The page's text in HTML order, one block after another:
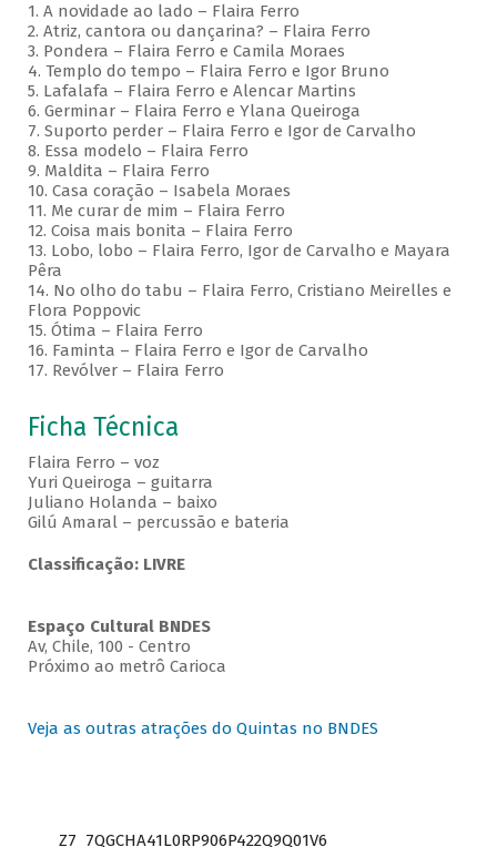
1. A novidade ao lado – Flaira Ferro
2. Atriz, cantora ou dançarina? – Flaira Ferro
3. Pondera – Flaira Ferro e Camila Moraes
4. Templo do tempo – Flaira Ferro e Igor Bruno
5. Lafalafa – Flaira Ferro e Alencar Martins
6. Germinar – Flaira Ferro e Ylana Queiroga
7. Suporto perder – Flaira Ferro e Igor de Carvalho
8. Essa modelo – Flaira Ferro
9. Maldita – Flaira Ferro
10. Casa coração – Isabela Moraes
11. Me curar de mim – Flaira Ferro
12. Coisa mais bonita – Flaira Ferro
13. Lobo, lobo – Flaira Ferro, Igor de Carvalho e Mayara
Pêra
14. No olho do tabu – Flaira Ferro, Cristiano Meirelles e
Flora Poppovic
15. Ótima – Flaira Ferro
16. Faminta – Flaira Ferro e Igor de Carvalho
17. Revólver – Flaira Ferro
Ficha Técnica
Flaira Ferro – voz
Yuri Queiroga – guitarra
Juliano Holanda – baixo
Gilú Amaral – percussão e bateria
Classificação: LIVRE
Espaço Cultural BNDES
Av, Chile, 100 - Centro
Próximo ao metrô Carioca
Veja as outras atrações do Quintas no BNDES
Z7_7QGCHA41L0RP906P422Q9Q01V6